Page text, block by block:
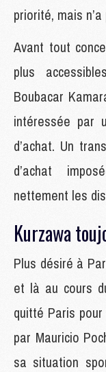
priorité, mais
Avant tout
plus
Boubacar
intéressée par
d’achat. Un
d’achat
nettement les
Kurzawa
Plus désiré à
et là au cours
quitté Paris
par Mauricio
sa situation